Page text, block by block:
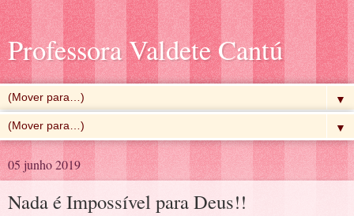
Professora Valdete Cantú
▼
▼
05 junho 2019
Nada é Impossível para Deus!!